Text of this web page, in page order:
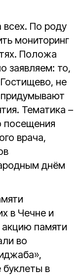
всех. По роду
мониторинг
Положа
заявляем: то,
не
Тематика –
посещения
врача,
днём
в Чечне и
акцию памяти
во
в